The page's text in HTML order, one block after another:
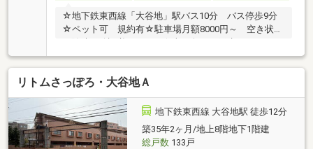
☆地下鉄東西線「大谷地」駅バス10分 バス停歩9分
☆ペット可 規約有☆駐車場月額8000円～ 空き状況
広々とした専用庭付き♪
リトムさっぽろ・大谷地Ａ
地下鉄東西線 大谷地駅 徒歩12分
築35年2ヶ月/地上8階地下1階建
総戸数133戸